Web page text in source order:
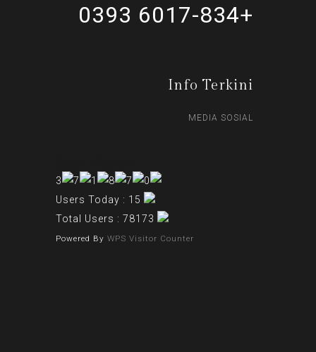
+6017-834 0393
Info Terkini
MEDIA SOSIAL
Powered By WPS Visitor Counter